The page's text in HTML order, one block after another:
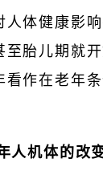
人体健康影
至胎儿期就
看作在老年
机体的改